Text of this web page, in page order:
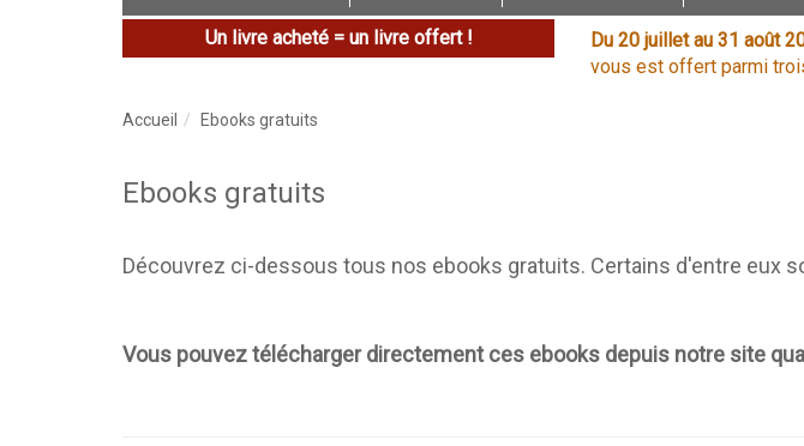
Un livre acheté = un livre offert ! Du 20 juillet au 31 août
vous est offert parmi
Accueil Ebooks gratuits
Ebooks gratuits
Découvrez ci-dessous tous nos ebooks gratuits. Certains d'entre eux
Vous pouvez télécharger directement ces ebooks depuis notre site